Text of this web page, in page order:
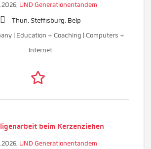
UND Generationentandem
Thun, Steffisburg, Belp
| Education + Coaching | Computers +
Internet
beim Kerzenziehen
UND Generationentandem